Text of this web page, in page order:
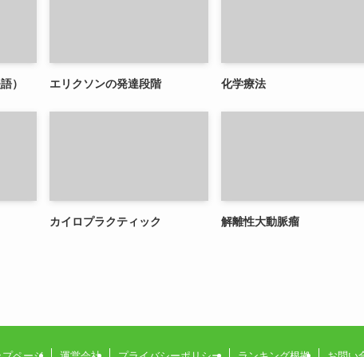
） エリクソンの発達段階 化学療法
カイロプラクティック 解離性大動脈瘤